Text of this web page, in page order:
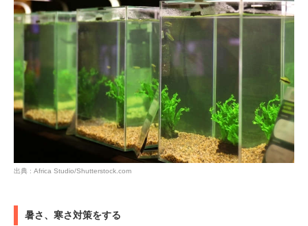
出典 : Africa Studio/Shutterstock.com
暑さ、寒さ対策をする
pecodogs
いぬ部をフォロー
ねこ部をフォロー
アプリをダウンロードする